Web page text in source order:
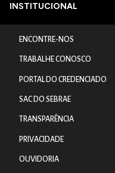
INSTITUCIONAL
ENCONTRE-NOS
TRABALHE CONOSCO
PORTAL DO CREDENCIADO
SAC DO SEBRAE
TRANSPARÊNCIA
PRIVACIDADE
OUVIDORIA